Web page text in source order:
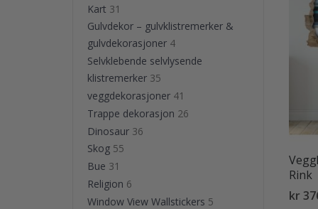
Rink
kr
Kart 31
Gulvdekor – gulvklistremerker &
gulvdekorasjoner 4
Selvklebende selvlysende
klistremerker 35
veggdekorasjoner 41
Trappe dekorasjon 26
Dinosaur 36
Skog 55
Bue 31
Religion 6
Window View Wallstickers 5